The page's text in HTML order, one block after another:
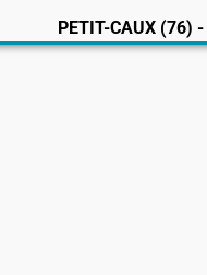
PETIT-CAUX (76) -